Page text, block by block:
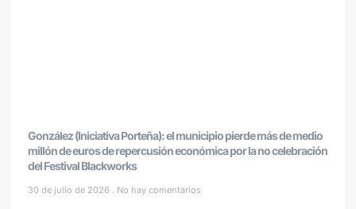
González (Iniciativa Porteña): el municipio pierde más de medio
millón de euros de repercusión económica por la no celebración
del Festival Blackworks
30 de julio de 2026 No hay comentarios